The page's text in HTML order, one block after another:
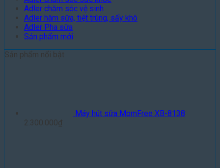
Adler chăm sóc vệ sinh
Adler hâm sữa, tiệt trùng, sấy khô
Adler Pha sữa
Sản phẩm mới
Sản phẩm nổi bật
Máy hút sữa MomFree XB-8138
2.300.000₫